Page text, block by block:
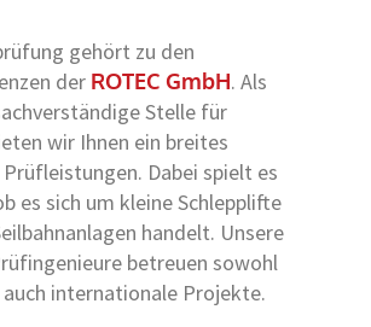
gehört zu den
der ROTEC GmbH. Als
Stelle für
wir Ihnen ein breites
Dabei spielt es
es sich um kleine Schlepplifte
handelt. Unsere
betreuen sowohl
internationale Projekte.